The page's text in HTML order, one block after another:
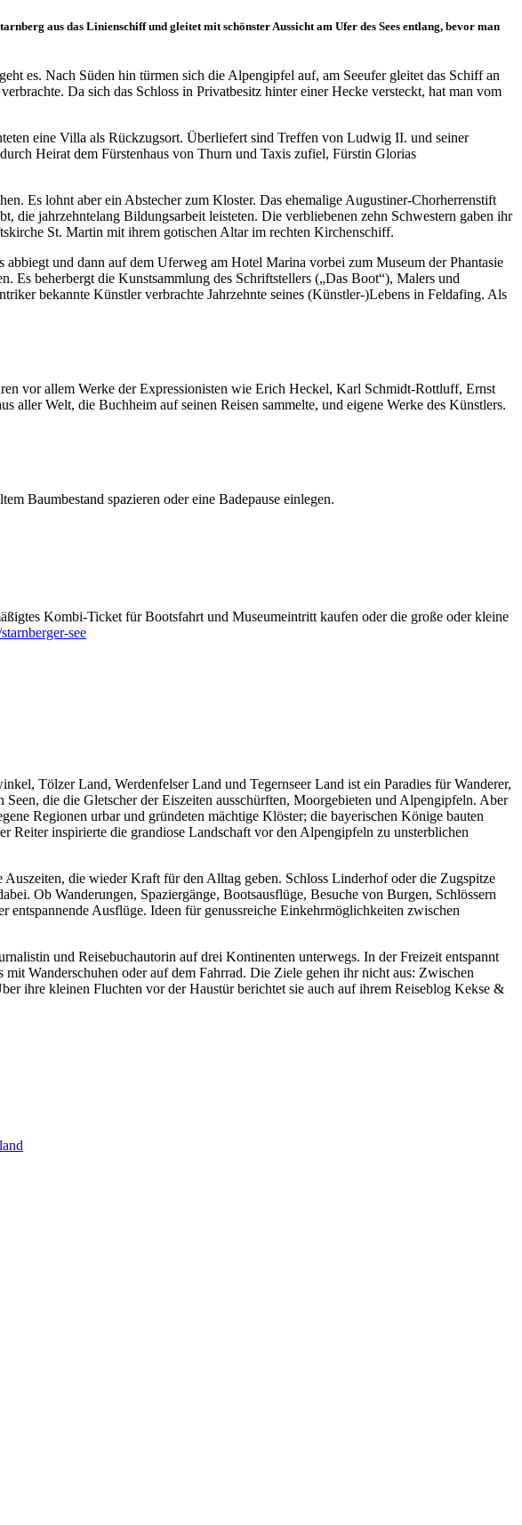
aus das Linienschiff und gleitet mit schönster Aussicht am Ufer des Sees entlang, bevor man
es. Nach Süden hin türmen sich die Alpengipfel auf, am Seeufer gleitet das Schiff an
Da sich das Schloss in Privatbesitz hinter einer Hecke versteckt, hat man vom
eine Villa als Rückzugsort. Überliefert sind Treffen von Ludwig II. und seiner
Heirat dem Fürstenhaus von Thurn und Taxis zufiel, Fürstin Glorias
Es lohnt aber ein Abstecher zum Kloster. Das ehemalige Augustiner-Chorherrenstift
die jahrzehntelang Bildungsarbeit leisteten. Die verbliebenen zehn Schwestern gaben ihr
St. Martin mit ihrem gotischen Altar im rechten Kirchenschiff.
und dann auf dem Uferweg am Hotel Marina vorbei zum Museum der Phantasie
Es beherbergt die Kunstsammlung des Schriftstellers („Das Boot“), Malers und
bekannte Künstler verbrachte Jahrzehnte seines (Künstler-)Lebens in Feldafing. Als
vor allem Werke der Expressionisten wie Erich Heckel, Karl Schmidt-Rottluff, Ernst
Welt, die Buchheim auf seinen Reisen sammelte, und eigene Werke des Künstlers.
Baumbestand spazieren oder eine Badepause einlegen.
Kombi-Ticket für Bootsfahrt und ­Museumeintritt kaufen oder die große oder kleine
see
Tölzer Land, Werdenfelser Land und Tegernseer Land ist ein Paradies für Wanderer,
die die Gletscher der Eiszeiten ausschürften, Moorgebieten und Alpengipfeln. Aber
Regionen urbar und gründeten mächtige Klöster; die bayerischen Könige bauten
Reiter inspirierte die grandiose Landschaft vor den Alpengipfeln zu unsterblichen
die wieder Kraft für den Alltag geben. Schloss Linderhof oder die Zugspitze
Ob Wanderungen, Spaziergänge, Bootsausflüge, Besuche von Burgen, Schlössern
entspannende Ausflüge. Ideen für genussreiche Einkehrmöglichkeiten zwischen
und Reisebuchautorin auf drei Kontinenten unterwegs. In der Freizeit entspannt
Wanderschuhen oder auf dem Fahrrad. Die Ziele gehen ihr nicht aus: Zwischen
ihre kleinen Fluchten vor der Haustür berichtet sie auch auf ihrem Reiseblog Kekse &